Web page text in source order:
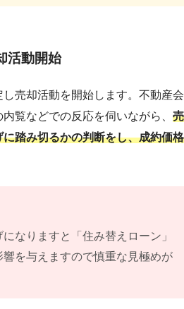
活動開始
売却活動を開始します。不動産会
覧などでの反応を伺いながら、 売
踏み切るかの判断をし、成約価格
なりますと「住み替えローン」
を与えますので慎重な見極めが